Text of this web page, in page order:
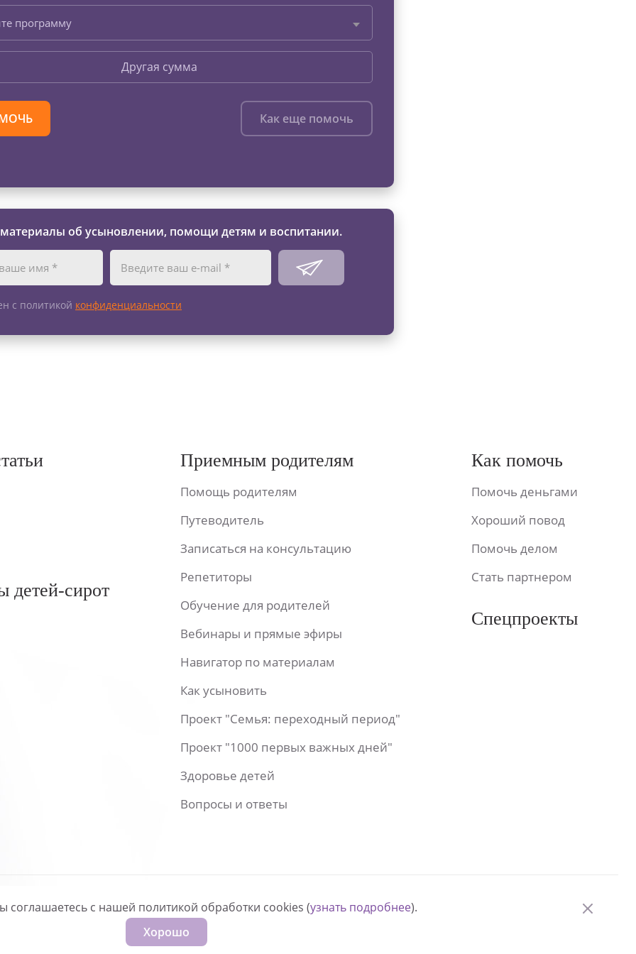
программу
Другая сумма
Как еще помочь
об усыновлении, помощи детям и воспитании.
с политикой конфиденциальности
детей-сирот
Приемным родителям
Помощь родителям
Путеводитель
Записаться на консультацию
Репетиторы
Обучение для родителей
Вебинары и прямые эфиры
Навигатор по материалам
Как усыновить
Проект "Семья: переходный период"
Проект "1000 первых важных дней"
Здоровье детей
Вопросы и ответы
Как помочь
Помочь деньгами
Хороший повод
Помочь делом
Стать партнером
Спецпроекты
соглашаетесь с нашей политикой обработки cookies (узнать подробнее).
Хорошо